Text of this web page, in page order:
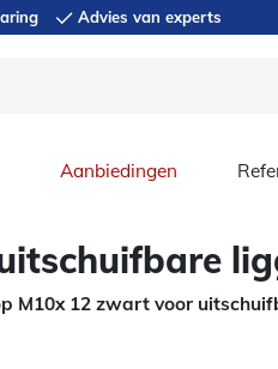
Advies van experts
Aanbiedingen
M10x 12 zwart voor